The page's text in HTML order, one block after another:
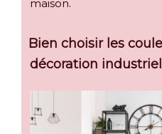
maison.
Bien choisir les
décoration